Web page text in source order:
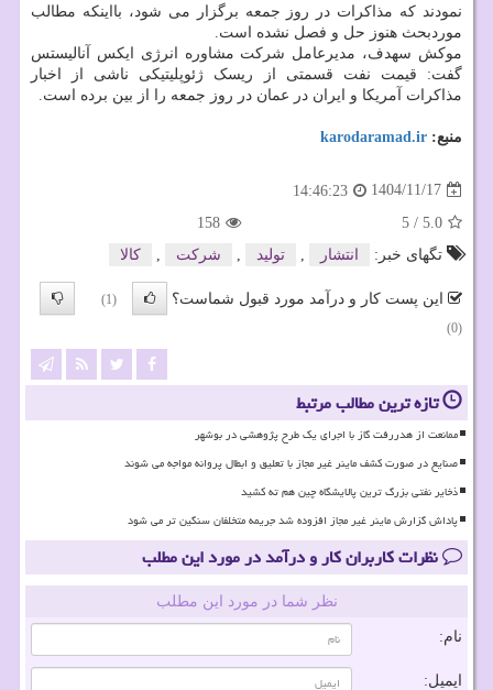
نمودند که مذاکرات در روز جمعه برگزار می شود، بااینکه مطالب
موردبحث هنوز حل و فصل نشده است.
موکش سهدف، مدیرعامل شرکت مشاوره انرژی ایکس آنالیستس
گفت: قیمت نفت قسمتی از ریسک ژئوپلیتیکی ناشی از اخبار
مذاکرات آمریکا و ایران در عمان در روز جمعه را از بین برده است.
منبع: karodaramad.ir
1404/11/17
14:46:23
5.0
/
5
158
تگهای خبر:
انتشار , تولید , شركت , كالا
این پست کار و درآمد مورد قبول شماست؟
(1)
(0)
تازه ترین مطالب مرتبط
ممانعت از هدررفت گاز با اجرای یک طرح پژوهشی در بوشهر
صنایع در صورت کشف ماینر غیر مجاز با تعلیق و ابطال پروانه مواجه می شوند
ذخایر نفتی بزرگ ترین پالایشگاه چین هم ته کشید
پاداش گزارش ماینر غیر مجاز افزوده شد جریمه متخلفان سنگین تر می شود
نظرات کاربران کار و درآمد در مورد این مطلب
نظر شما در مورد این مطلب
نام:
ایمیل: